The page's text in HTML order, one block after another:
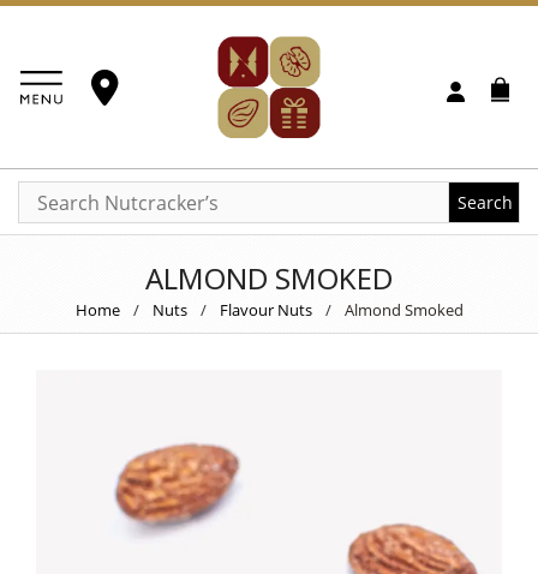
Search
ALMOND SMOKED
Home / Nuts / Flavour Nuts / Almond Smoked